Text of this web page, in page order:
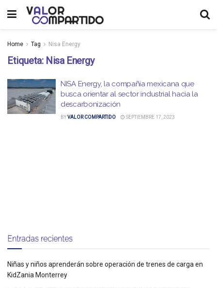
Home Tag Nisa Energy
Etiqueta: Nisa Energy
NISA Energy, la compañía mexicana que
busca orientar al sector industrial hacia la
descarbonización
BYVALOR COMPARTIDO SEPTIEMBRE 17, 2023
Entradas recientes
Niñas y niños aprenderán sobre operación de trenes de carga en
KidZania Monterrey